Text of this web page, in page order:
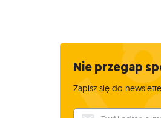
Nie przegap
Zapisz się do
Twój adres e-mail